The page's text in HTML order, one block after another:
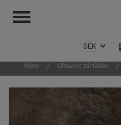
Hem / Ullsulor, fårfällar /